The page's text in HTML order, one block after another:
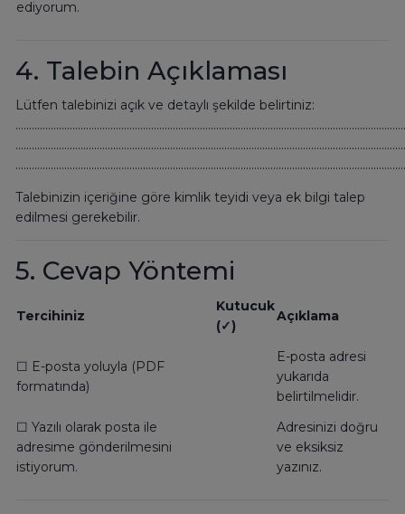
ediyorum.
4. Talebin Açıklaması
Lütfen talebinizi açık ve detaylı şekilde belirtiniz:
Talebinizin içeriğine göre kimlik teyidi veya ek bilgi talep
edilmesi gerekebilir.
5. Cevap Yöntemi
Tercihiniz
Kutucuk
(✓)
Açıklama
☐ E-posta yoluyla (PDF
formatında)
E-posta adresi
yukarıda
belirtilmelidir.
☐ Yazılı olarak posta ile
adresime gönderilmesini
istiyorum.
Adresinizi doğru
ve eksiksiz
yazınız.